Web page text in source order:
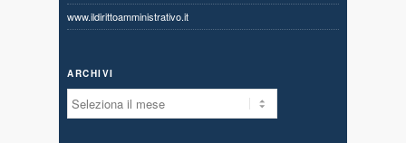
www.ildirittoamministrativo.it
ARCHIVI
Archivi